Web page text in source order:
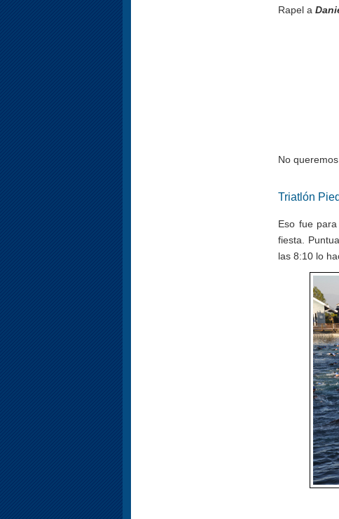
Rapel a
No
Triatlón
Eso fue
fiesta.
las 8:10 lo